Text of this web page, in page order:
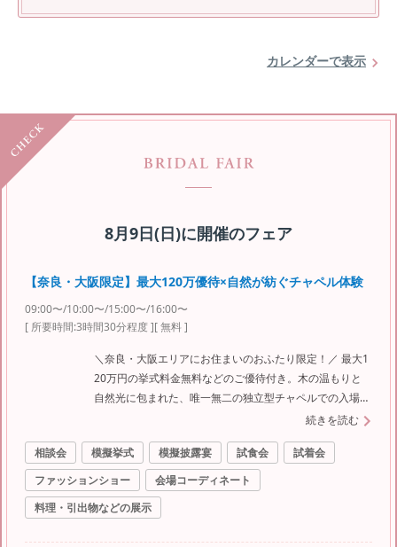
カレンダーで表示
8月9日(日)に開催のフェア
【奈良・大阪限定】最大120万優待×自然が紡ぐチャペル体験
09:00〜/10:00〜/15:00〜/16:00〜
[ 所要時間:3時間30分程度][ 無料 ]
＼奈良・大阪エリアにお住まいのおふたり限定！／ 最大1
20万円の挙式料金無料などのご優待付き。木の温もりと
自然光に包まれた、唯一無二の独立型チャペルでの入場体
験もご用意。静けさの中に広がる自然の音や、風の揺らぎ
だわりの絶品フルコース試食付き。結婚式のイメージがま
だなくてもOK。まずは気軽にご参加ください。
続きを読む
相談会 模擬挙式 模擬披露宴 試食会
試着会
ファッションショー
会場コーディネート
料理・引出物などの展示